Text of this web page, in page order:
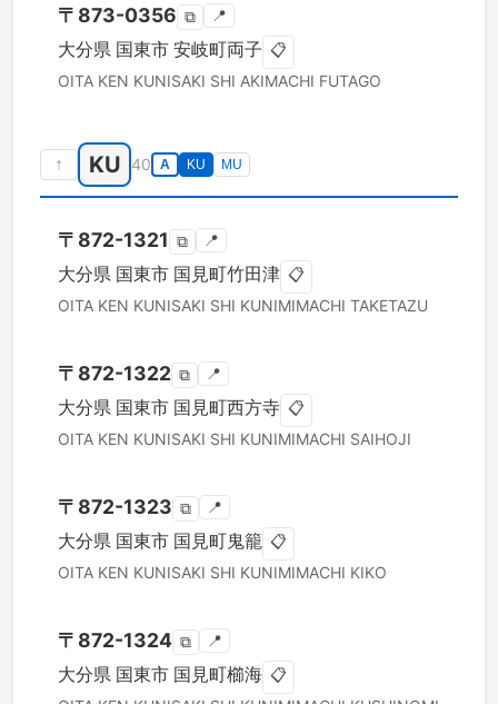
〒 873-0356 ⧉ 📍
大分県 国東市 安岐町両子 📋
OITA KEN KUNISAKI SHI AKIMACHI FUTAGO
↑ KU 40 A KU MU
〒 872-1321 ⧉ 📍
大分県 国東市 国見町竹田津 📋
OITA KEN KUNISAKI SHI KUNIMIMACHI TAKETAZU
〒 872-1322 ⧉ 📍
大分県 国東市 国見町西方寺 📋
OITA KEN KUNISAKI SHI KUNIMIMACHI SAIHOJI
〒 872-1323 ⧉ 📍
大分県 国東市 国見町鬼籠 📋
OITA KEN KUNISAKI SHI KUNIMIMACHI KIKO
〒 872-1324 ⧉ 📍
大分県 国東市 国見町櫛海 📋